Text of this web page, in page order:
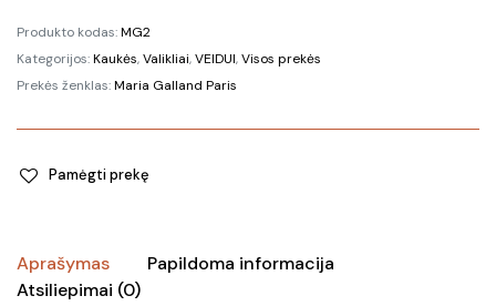
Produkto kodas:MG2
Kategorijos:Kaukės,Valikliai,VEIDUI,Visos prekės
Prekės ženklas:Maria Galland Paris
Pamėgti prekę
Aprašymas
Papildoma informacija
Atsiliepimai (0)